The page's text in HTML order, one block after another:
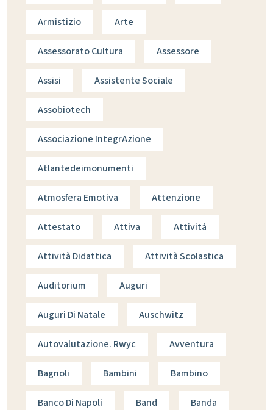
Armistizio Arte
Assessorato Cultura Assessore
Assisi Assistente Sociale
Assobiotech
Associazione IntegrAzione
Atlantedeimonumenti
Atmosfera Emotiva Attenzione
Attestato Attiva Attività
Attività Didattica Attività Scolastica
Auditorium Auguri
Auguri Di Natale Auschwitz
Autovalutazione. Rwyc Avventura
Bagnoli Bambini Bambino
Banco Di Napoli Band Banda